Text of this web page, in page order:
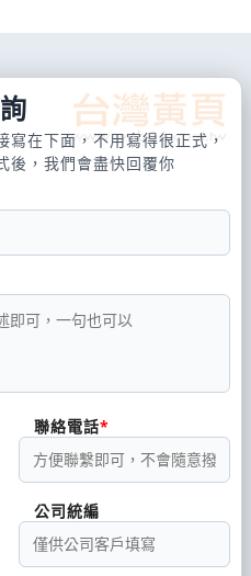
在下面，不用寫得很正式，
後，我們會盡快回覆你
聯絡電話
公司統編